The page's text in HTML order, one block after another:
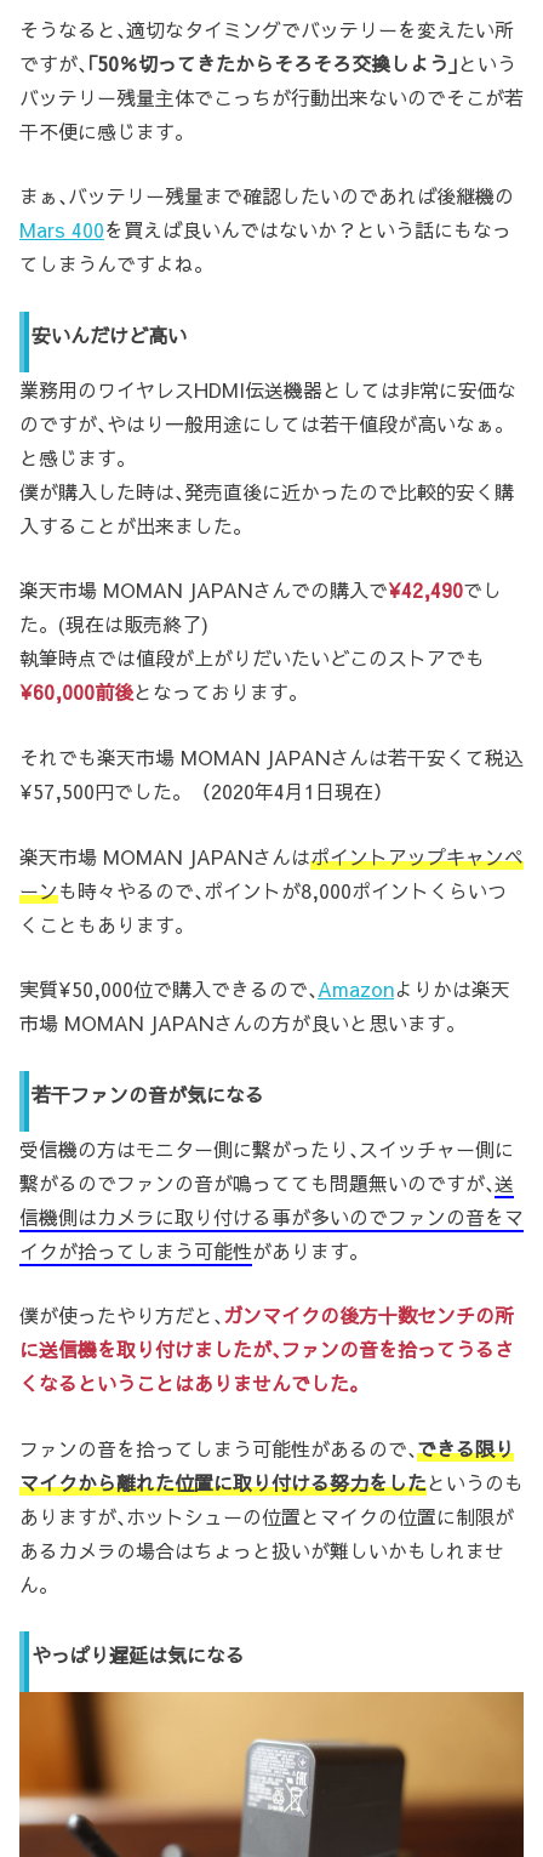
そうなると､適切なタイミングでバッテリーを変えたい所
ですが､ ｢50％切ってきたからそろそろ交換しよう｣という
バッテリー残量主体でこっちが行動出来ないのでそこが若
干不便に感じます。
まぁ､バッテリー残量まで確認したいのであれば後継機の
Mars 400を買えば良いんではないか？という話にもなっ
てしまうんですよね。
安いんだけど高い
業務用のワイヤレスHDMI伝送機器としては非常に安価な
のですが､やはり一般用途にしては若干値段が高いなぁ。
と感じます。
僕が購入した時は､発売直後に近かったので比較的安く購
入することが出来ました。
楽天市場 MOMAN JAPANさんでの購入で¥42,490でし
た。(現在は販売終了)
執筆時点では値段が上がりだいたいどこのストアでも
¥60,000前後となっております。
それでも楽天市場 MOMAN JAPANさんは若干安くて税込
¥57,500円でした。（2020年4月1日現在）
楽天市場 MOMAN JAPANさんはポイントアップキャンペ
ーンも時々やるので､ポイントが8,000ポイントくらいつ
くこともあります。
実質¥50,000位で購入できるので､Amazonよりかは楽天
市場 MOMAN JAPANさんの方が良いと思います。
若干ファンの音が気になる
受信機の方はモニター側に繋がったり､スイッチャー側に
繋がるのでファンの音が鳴ってても問題無いのですが､送
信機側はカメラに取り付ける事が多いのでファンの音をマ
イクが拾ってしまう可能性があります。
僕が使ったやり方だと､ガンマイクの後方十数センチの所
に送信機を取り付けましたが､ファンの音を拾ってうるさ
くなるということはありませんでした。
ファンの音を拾ってしまう可能性があるので､できる限り
マイクから離れた位置に取り付ける努力をしたというのも
ありますが､ホットシューの位置とマイクの位置に制限が
あるカメラの場合はちょっと扱いが難しいかもしれませ
ん。
やっぱり遅延は気になる